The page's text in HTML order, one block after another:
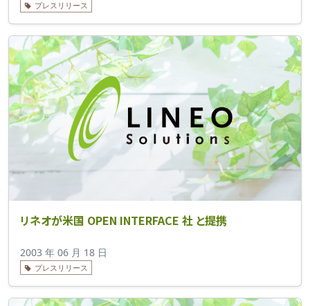
プレスリリース
リネオが米国 OPEN INTERFACE 社 と提携
2003 年 06 月 18 日
プレスリリース